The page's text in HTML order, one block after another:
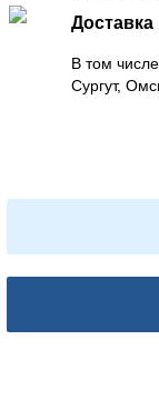
В том
Сургут,